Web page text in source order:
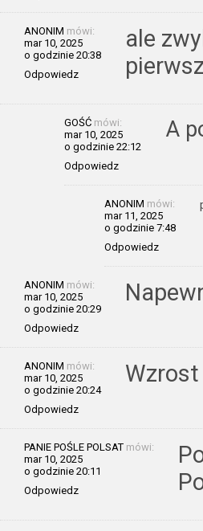
ANONIM mówi:
mar 10, 2025
o godzinie 20:38
Odpowiedz
ale
GOŚĆ mówi:
mar 10, 2025
o godzinie 22:12
Odpowiedz
A
ANONIM mówi:
mar 11, 2025
o godzinie 7:48
Odpowiedz
ANONIM mówi:
mar 10, 2025
o godzinie 20:29
Odpowiedz
ANONIM mówi:
mar 10, 2025
o godzinie 20:24
Odpowiedz
PANIE POŚLE POLSAT mówi:
mar 10, 2025
o godzinie 20:11
Odpowiedz